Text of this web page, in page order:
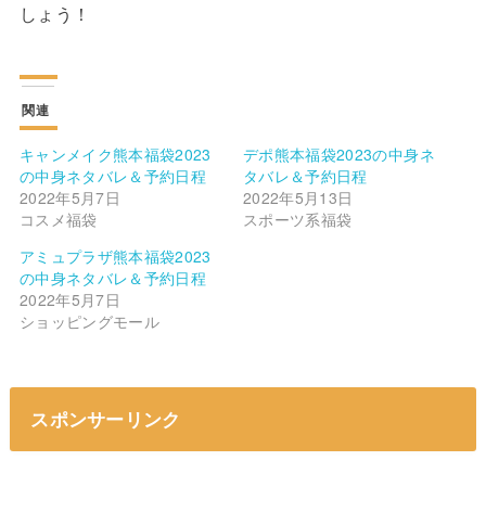
しょう！
関連
キャンメイク熊本福袋2023
の中身ネタバレ＆予約日程
2022年5月7日
コスメ福袋
デポ熊本福袋2023の中身ネ
タバレ＆予約日程
2022年5月13日
スポーツ系福袋
アミュプラザ熊本福袋2023
の中身ネタバレ＆予約日程
2022年5月7日
ショッピングモール
スポンサーリンク